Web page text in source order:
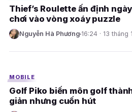
Thief’s Roulette ấn định
chơi vào vòng xoáy puzzle
N Nguyễn Hà Phương 16:24 · 13 tháng
MOBILE
Golf Piko biến môn golf
giản nhưng cuốn hút